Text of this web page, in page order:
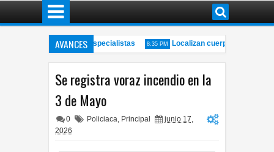
AVANCES
productividad, según especialistas 8:35 PM
Localizan cuerpo con huellas
Se registra voraz incendio en la
3 de Mayo
0 Policiaca, Principal
junio 17,
2026